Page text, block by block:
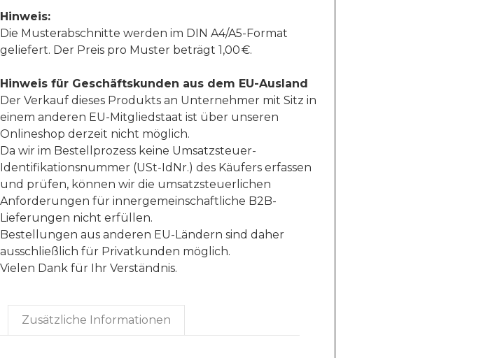
Hinweis:
Die Musterabschnitte werden im DIN A4/A5-Format
geliefert. Der Preis pro Muster beträgt 1,00 €.
Hinweis für Geschäftskunden aus dem EU-Ausland
Der Verkauf dieses Produkts an Unternehmer mit Sitz in
einem anderen EU-Mitgliedstaat ist über unseren
Onlineshop derzeit nicht möglich.
Da wir im Bestellprozess keine Umsatzsteuer-
Identifikationsnummer (USt-IdNr.) des Käufers erfassen
und prüfen, können wir die umsatzsteuerlichen
Anforderungen für innergemeinschaftliche B2B-
Lieferungen nicht erfüllen.
Bestellungen aus anderen EU-Ländern sind daher
ausschließlich für Privatkunden möglich.
Vielen Dank für Ihr Verständnis.
Zusätzliche Informationen